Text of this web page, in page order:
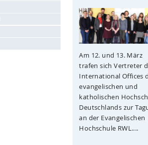
Am 12. und 13. März
trafen sich Vertreter
International Offices
evangelischen und
katholischen
Deutschlands zur
an der Evangelischen
Hochschule RWL....